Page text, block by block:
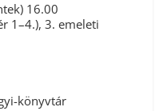
16.00
1–4.), 3. emeleti
könyvtár